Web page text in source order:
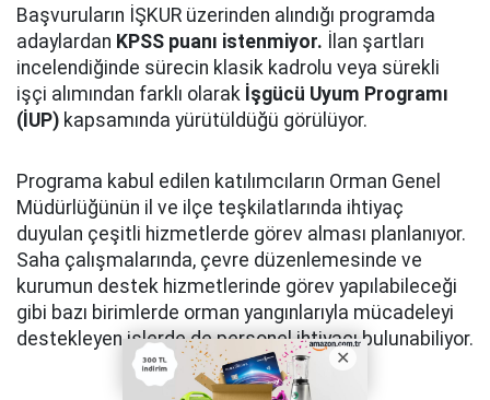
Başvuruların İŞKUR üzerinden alındığı programda
adaylardan KPSS puanı istenmiyor. İlan şartları
incelendiğinde sürecin klasik kadrolu veya sürekli
işçi alımından farklı olarak İşgücü Uyum Programı
(İUP) kapsamında yürütüldüğü görülüyor.
Programa kabul edilen katılımcıların Orman Genel
Müdürlüğünün il ve ilçe teşkilatlarında ihtiyaç
duyulan çeşitli hizmetlerde görev alması planlanıyor.
Saha çalışmalarında, çevre düzenlemesinde ve
kurumun destek hizmetlerinde görev yapılabileceği
gibi bazı birimlerde orman yangınlarıyla mücadeleyi
destekleyen işlerde de personel ihtiyacı bulunabiliyor.